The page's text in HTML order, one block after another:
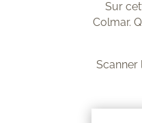
Sur
Colmar.
Scanner